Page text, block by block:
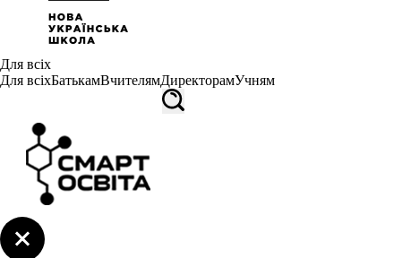
Для всіх
Для всіхБатькамВчителямДиректорамУчням